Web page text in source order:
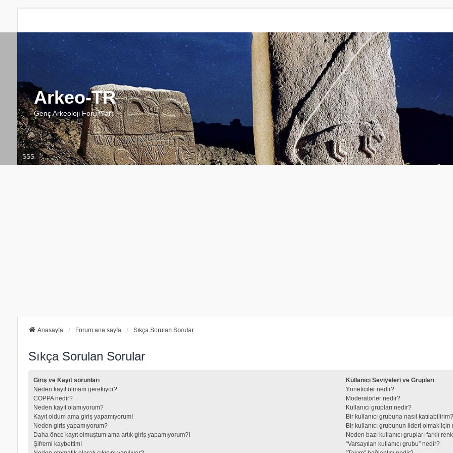
Arkeo-TR
Genç Arkeoloji Forumları
SSS
Anasayfa Forum ana sayfa Sıkça Sorulan Sorular
Sıkça Sorulan Sorular
Giriş ve Kayıt sorunları
Neden kayıt olmam gerekiyor?
COPPA nedir?
Neden kayıt olamıyorum?
Kayıt oldum ama giriş yapamıyorum!
Neden giriş yapamıyorum?
Daha önce kayıt olmuştum ama artık giriş yapamıyorum?!
Şifremi kaybettim!
Kullanıcı Seviyeleri ve Grupları
Yöneticiler nedir?
Moderatörler nedir?
Kullanıcı grupları nedir?
Bir kullanıcı grubuna nasıl katılabilirim?
Bir kullanıcı grubunun lideri olmak
Neden bazı kullanıcı grupları farklı
“Varsayılan kullanıcı grubu” nedir?